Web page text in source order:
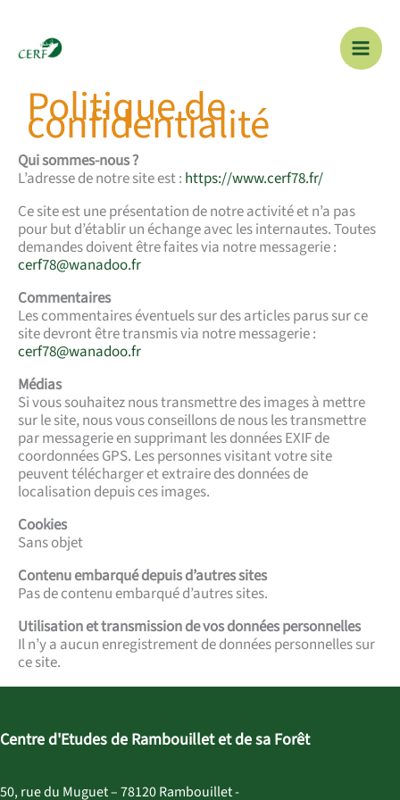
contenu
Politique de
confidentialité
Qui sommes-nous ?
L’adresse de notre site est : https://www.cerf78.fr/
Ce site est une présentation de notre activité et n’a pas
pour but d’établir un échange avec les internautes. Toutes
demandes doivent être faites via notre messagerie :
cerf78@wanadoo.fr
Commentaires
Les commentaires éventuels sur des articles parus sur ce
site devront être transmis via notre messagerie :
cerf78@wanadoo.fr
Médias
Si vous souhaitez nous transmettre des images à mettre
sur le site, nous vous conseillons de nous les transmettre
par messagerie en supprimant les données EXIF de
coordonnées GPS. Les personnes visitant votre site
peuvent télécharger et extraire des données de
localisation depuis ces images.
Cookies
Sans objet
Contenu embarqué depuis d’autres sites
Pas de contenu embarqué d’autres sites.
Utilisation et transmission de vos données personnelles
Il n’y a aucun enregistrement de données personnelles sur
ce site.
Centre d'Etudes de Rambouillet et de sa Forêt
50, rue du Muguet – 78120 Rambouillet -